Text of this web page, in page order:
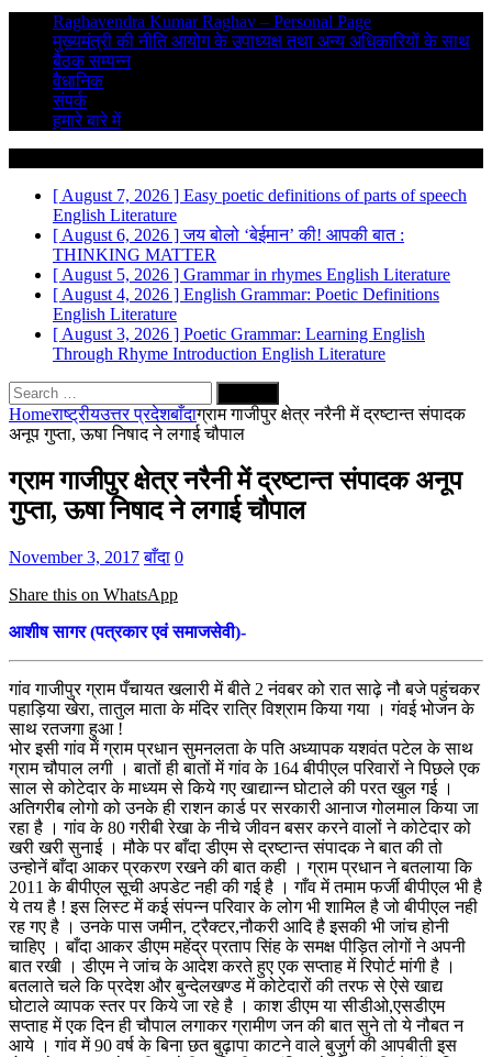
Raghavendra Kumar Raghav – Personal Page
मुख्यमंत्री की नीति आयोग के उपाध्यक्ष तथा अन्य अधिकारियों के साथ
बैठक सम्पन्न
वैधानिक
संपर्क
हमारे बारे में
[ August 7, 2026 ] Easy poetic definitions of parts of speech
English Literature
[ August 6, 2026 ]जय बोलो ‘बेईमान’ की! आपकी बात :
THINKING MATTER
[ August 5, 2026 ] Grammar in rhymes English Literature
[ August 4, 2026 ] English Grammar: Poetic Definitions
English Literature
[ August 3, 2026 ] Poetic Grammar: Learning English
Through Rhyme Introduction English Literature
Search
for:
Homeराष्ट्रीयउत्तर प्रदेशबाँदाग्राम गाजीपुर क्षेत्र नरैनी में द्रष्टान्त संपादक
अनूप गुप्ता, ऊषा निषाद ने लगाई चौपाल
ग्राम गाजीपुर क्षेत्र नरैनी में द्रष्टान्त संपादक अनूप
गुप्ता, ऊषा निषाद ने लगाई चौपाल
November 3, 2017 बाँदा 0
Share this on WhatsApp
आशीष सागर (पत्रकार एवं समाजसेवी)-
गांव गाजीपुर ग्राम पँचायत खलारी में बीते 2 नंवबर को रात साढ़े नौ बजे पहुंचकर
पहाड़िया खेरा, तातुल माता के मंदिर रात्रि विश्राम किया गया । गंवई भोजन के
साथ रतजगा हुआ !
भोर इसी गांव में ग्राम प्रधान सुमनलता के पति अध्यापक यशवंत पटेल के साथ
ग्राम चौपाल लगी । बातों ही बातों में गांव के 164 बीपीएल परिवारों ने पिछले एक
साल से कोटेदार के माध्यम से किये गए खाद्यान्न घोटाले की परत खुल गई ।
अतिगरीब लोगो को उनके ही राशन कार्ड पर सरकारी आनाज गोलमाल किया जा
रहा है । गांव के 80 गरीबी रेखा के नीचे जीवन बसर करने वालों ने कोटेदार को
खरी खरी सुनाई । मौके पर बाँदा डीएम से द्रष्टान्त संपादक ने बात की तो
उन्होनें बाँदा आकर प्रकरण रखने की बात कही । ग्राम प्रधान ने बतलाया कि
2011 के बीपीएल सूची अपडेट नही की गई है । गाँव में तमाम फर्जी बीपीएल भी है
ये तय है ! इस लिस्ट में कई संपन्न परिवार के लोग भी शामिल है जो बीपीएल नही
रह गए है । उनके पास जमीन, ट्रैक्टर,नौकरी आदि है इसकी भी जांच होनी
चाहिए । बाँदा आकर डीएम महेंद्र प्रताप सिंह के समक्ष पीड़ित लोगों ने अपनी
बात रखी । डीएम ने जांच के आदेश करते हुए एक सप्ताह में रिपोर्ट मांगी है ।
बतलाते चले कि प्रदेश और बुन्देलखण्ड में कोटेदारों की तरफ से ऐसे खाद्य
घोटाले व्यापक स्तर पर किये जा रहे है । काश डीएम या सीडीओ,एसडीएम
सप्ताह में एक दिन ही चौपाल लगाकर ग्रामीण जन की बात सुने तो ये नौबत न
आये । गांव में 90 वर्ष के बिना छत बुढ़ापा काटने वाले बुजुर्ग की आपबीती इस